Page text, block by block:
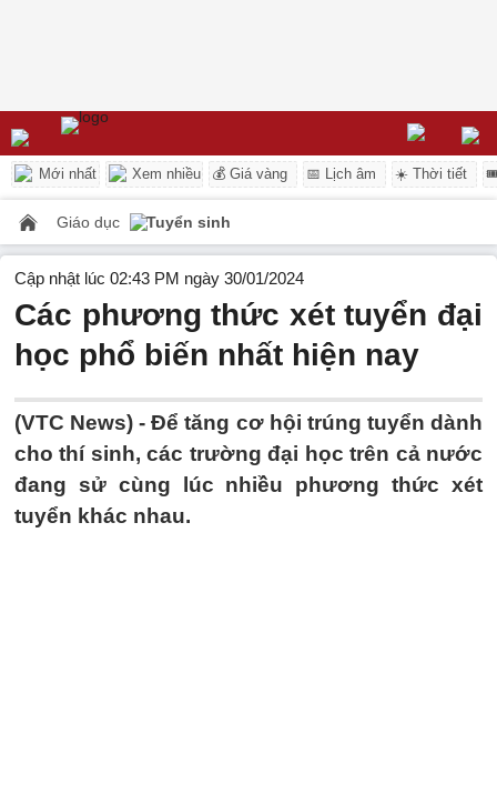
Mới nhất Xem nhiều 💰 Giá vàng 📅 Lịch âm ☀️ Thời tiết
Giáo dục Tuyển sinh
Cập nhật lúc 02:43 PM ngày 30/01/2024
Các phương thức xét tuyển đại
học phổ biến nhất hiện nay
(VTC News) -Để tăng cơ hội trúng tuyển dành
cho thí sinh, các trường đại học trên cả nước
đang sử cùng lúc nhiều phương thức xét
tuyển khác nhau.